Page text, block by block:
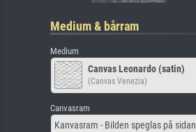
Medium & bårram
Medium
Canvas Leonardo (satin)
(Canvas Venezia)
Canvasram
Kanvasram - Bilden speglas på sidan